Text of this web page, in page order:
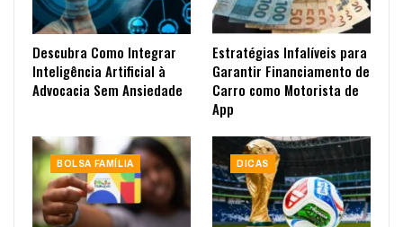
Descubra Como Integrar
Inteligência Artificial à
Advocacia Sem Ansiedade
Estratégias Infalíveis para
Garantir Financiamento de
Carro como Motorista de
App
BOLSA FAMÍLIA DICAS